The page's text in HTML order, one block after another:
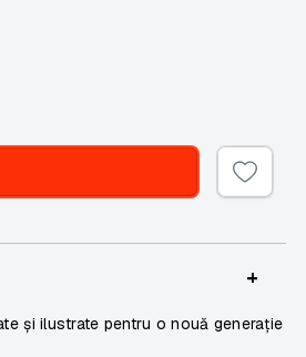
+
și ilustrate pentru o nouă generație